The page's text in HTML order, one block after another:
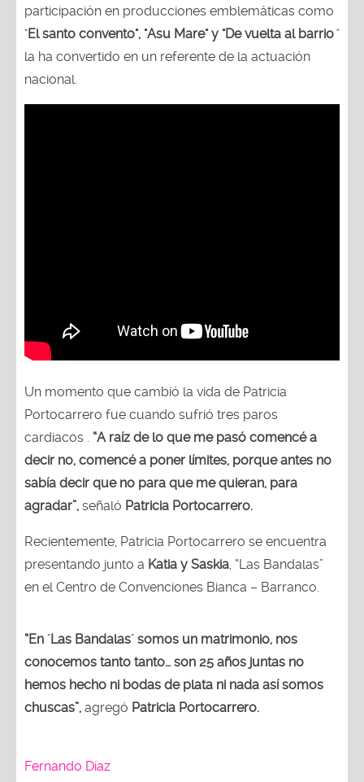
participación en producciones emblemáticas como
"El santo convento", "Asu Mare" y "De vuelta al barrio"
la ha convertido en un referente de la actuación
nacional.
Un momento que cambió la vida de Patricia
Portocarrero fue cuando sufrió tres paros
cardiacos . “A raíz de lo que me pasó comencé a
decir no, comencé a poner límites, porque antes no
sabía decir que no para que me quieran, para
agradar”, señaló Patricia Portocarrero.
Recientemente, Patricia Portocarrero se encuentra
presentando junto a Katia y Saskia, “Las Bandalas”
en el Centro de Convenciones Bianca – Barranco.
“En ´Las Bandalas´ somos un matrimonio, nos
conocemos tanto tanto… son 25 años juntas no
hemos hecho ni bodas de plata ni nada así somos
chuscas”, agregó Patricia Portocarrero.
Fernando Díaz